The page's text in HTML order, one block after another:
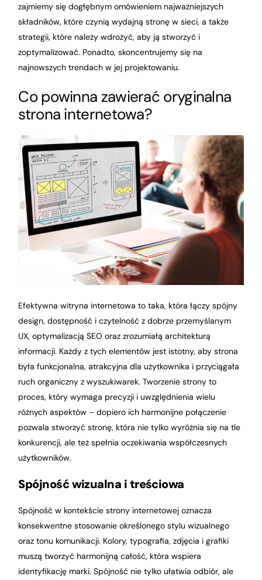
zajmiemy się dogłębnym omówieniem najważniejszych
składników, które czynią wydajną stronę w sieci, a także
strategii, które należy wdrożyć, aby ją stworzyć i
zoptymalizować. Ponadto, skoncentrujemy się na
najnowszych trendach w jej projektowaniu.
Co powinna zawierać oryginalna
strona internetowa?
Efektywna witryna internetowa to taka, która łączy spójny
design, dostępność i czytelność z dobrze przemyślanym
UX, optymalizacją SEO oraz zrozumiałą architekturą
informacji. Każdy z tych elementów jest istotny, aby strona
była funkcjonalna, atrakcyjna dla użytkownika i przyciągała
ruch organiczny z wyszukiwarek. Tworzenie strony to
proces, który wymaga precyzji i uwzględnienia wielu
różnych aspektów – dopiero ich harmonijne połączenie
pozwala stworzyć stronę, która nie tylko wyróżnia się na tle
konkurencji, ale też spełnia oczekiwania współczesnych
użytkowników.
Spójność wizualna i treściowa
Spójność w kontekście strony internetowej oznacza
konsekwentne stosowanie określonego stylu wizualnego
oraz tonu komunikacji. Kolory, typografia, zdjęcia i grafiki
muszą tworzyć harmonijną całość, która wspiera
identyfikację marki. Spójność nie tylko ułatwia odbiór, ale